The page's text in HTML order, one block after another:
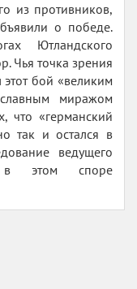
из противников,
о победе.
Ютландского
Чья точка зрения
бой «великим
миражом
что «германский
так и остался в
ведущего
в этом споре